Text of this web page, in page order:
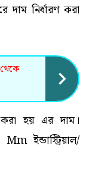
দাম নির্ধারণ করা
হয় এর দাম।
ইন্ডাস্ট্রিয়াল/